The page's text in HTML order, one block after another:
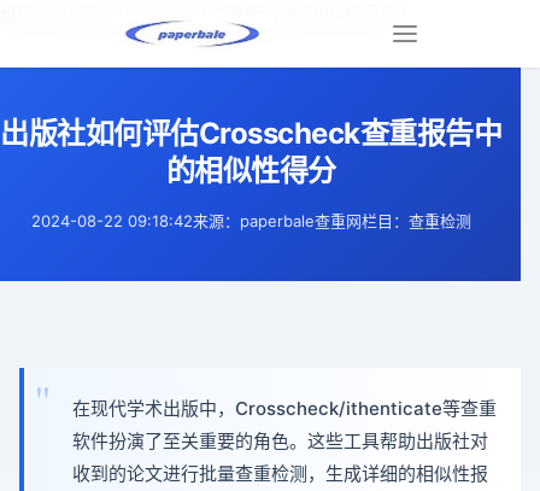
navigation
出版社如何评估Crosscheck查重报告中
的相似性得分
2024-08-22 09:18:42来源：paperbale查重网栏目：查重检测
在现代学术出版中，Crosscheck/ithenticate等查重
软件扮演了至关重要的角色。这些工具帮助出版社对
收到的论文进行批量查重检测，生成详细的相似性报